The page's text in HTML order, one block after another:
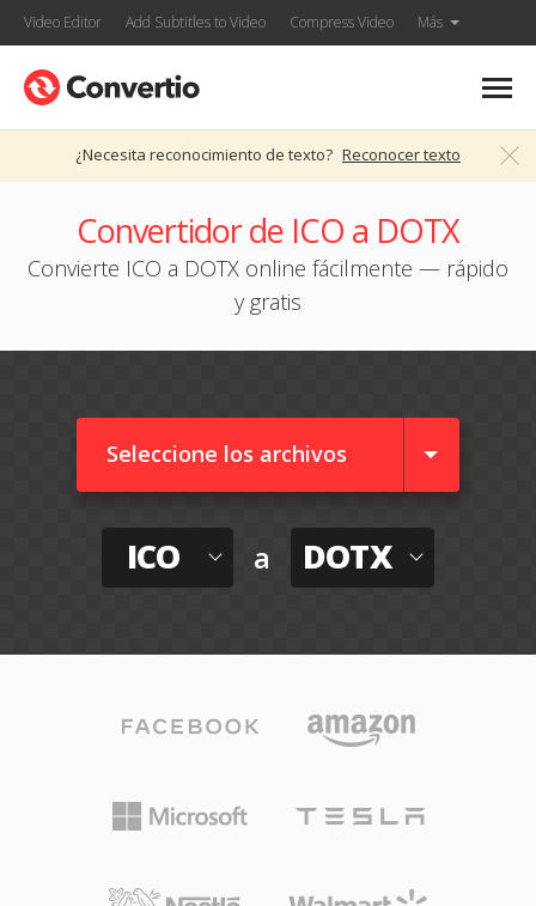
Video Editor Add Subtitles to Video Compress Video Más
¿Necesita reconocimiento de texto? Reconocer texto
Convertidor de ICO a DOTX
Convierte ICO a DOTX online fácilmente — rápido
y gratis
Seleccione los archivos
ICO a DOTX